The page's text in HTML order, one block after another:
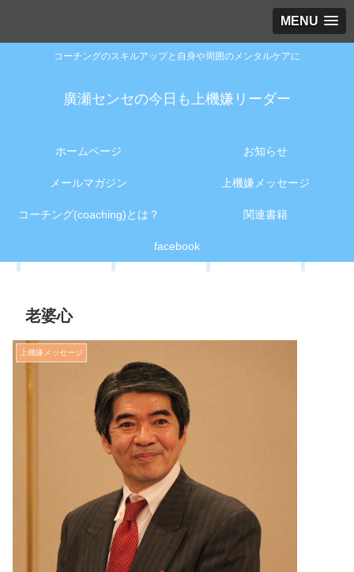
MENU
コーチングのスキルアップと自身や周囲のメンタルケアに
廣瀬センセの今日も上機嫌リーダー
ホームページ お知らせ
メールマガジン 上機嫌メッセージ
コーチング(coaching)とは？ 関連書籍
facebook
老婆心
上機嫌メッセージ